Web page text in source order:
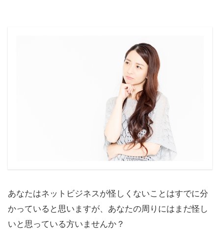
あなたはネットビジネスが怪しくないことはすでに分
かっていると思いますが、あなたの周りにはまだ怪し
いと思っている方いませんか？